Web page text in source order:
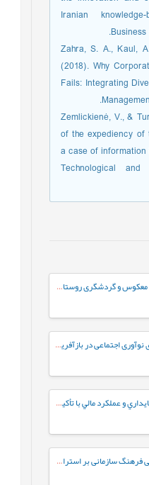
Iranian
60. Zahra, S. A.,
(2018). Why
Fails: Integrating
61. Zemlickienė, V., &
of the expediency
a case of
Technological
هوش مصنوعی پیشران مهاجرت معکوس و گردشگری روستایی موردی مطالعه روستاهای استان یزد
تبیین عوامل مؤثر بر تحقق‌پذیری نوآوری اجتماعی در بازآفرینی شهری
واكاوي تأثير فين تك بر عملكرد پايداري و عملكرد مالي با تأكيد بر نوآوري در صنعت بانکداری
تحلیل تاثیر نوآوری و نقش میانجی فرهنگ سازمانی بر استراتژی سازمان ( مورد مطالعه: سازمان بنادر و دریانوردی جمهوری اسلامی ایران)